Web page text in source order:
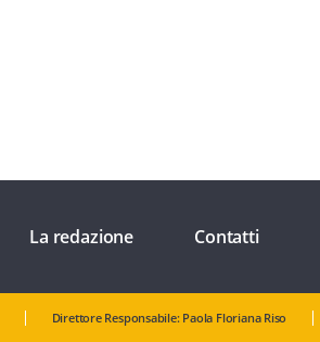
La redazione Contatti
Direttore Responsabile: Paola Floriana Riso